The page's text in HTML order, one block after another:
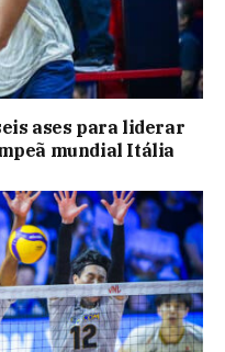
ases para liderar
mundial Itália